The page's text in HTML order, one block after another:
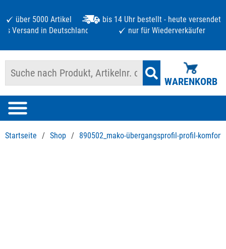
über 5000 Artikel
bis 14 Uhr bestellt - heute versendet
Versand in Deutschland ab 125 €
nur für Wiederverkäufer
WARENKORB
Startseite / Shop / 890502_mako-übergangsprofil-profil-komfort